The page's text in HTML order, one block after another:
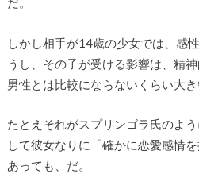
しかし相手が14歳の少女では、感
うし、その子が受ける影響は、精
男性とは比較にならないくらい大き
たとえそれがスプリンゴラ氏のよ
して彼女なりに「確かに恋愛感情
あっても、だ。